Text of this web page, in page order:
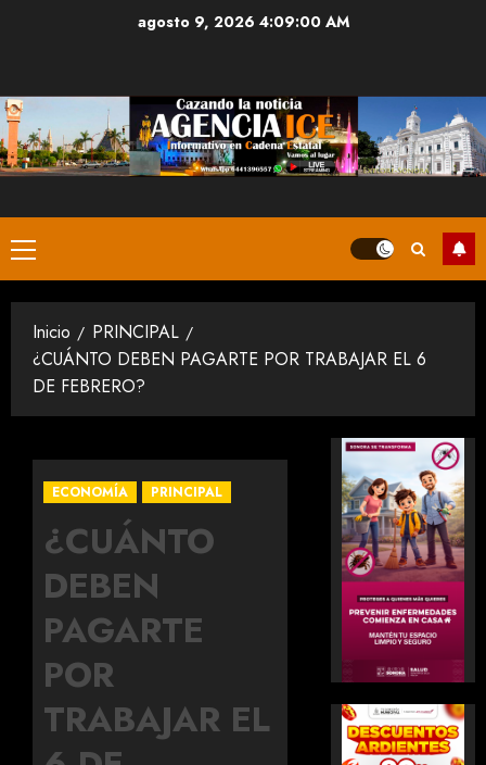
agosto 9, 20264:09:01 AM
Menú
principal
Inicio
PRINCIPAL
¿CUÁNTO DEBEN PAGARTE POR TRABAJAR EL 6
DE FEBRERO?
ECONOMÍA PRINCIPAL
¿CUÁNTO
DEBEN
PAGARTE
POR
TRABAJAR EL